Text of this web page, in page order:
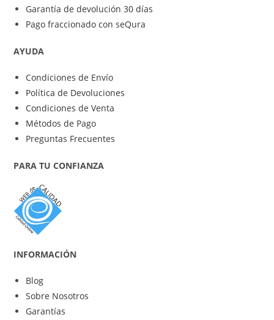
Garantía de devolución 30 días
Pago fraccionado con seQura
AYUDA
Condiciones de Envío
Política de Devoluciones
Condiciones de Venta
Métodos de Pago
Preguntas Frecuentes
PARA TU CONFIANZA
INFORMACIÓN
Blog
Sobre Nosotros
Garantías